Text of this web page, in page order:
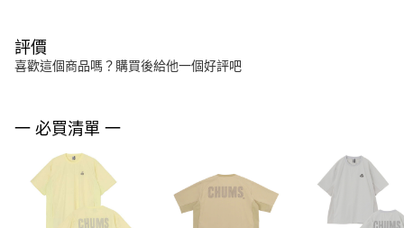
評價
喜歡這個商品嗎？購買後給他一個好評吧
一 必買清單 一